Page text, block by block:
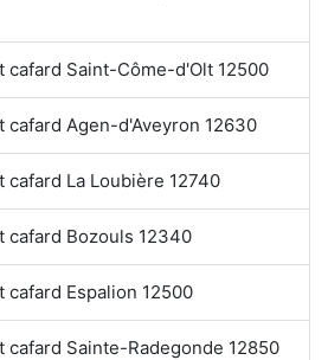
cafard Saint-Côme-d'Olt 12500
cafard Agen-d'Aveyron 12630
La Loubière 12740
cafard Bozouls 12340
Espalion 12500
Sainte-Radegonde 12850